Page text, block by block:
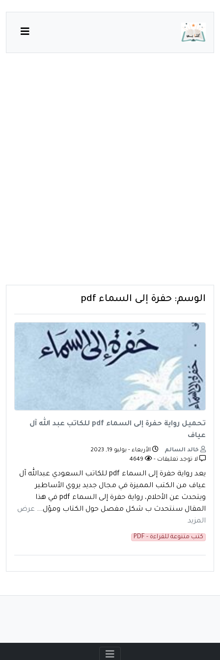
الوسم: حفرة إلى السماء pdf
تحميل رواية حفرة إلى السماء pdf للكاتب عبد الله آل
عياف
خالد السالم
الأربعاء - يوليو 19, 2023
لا توجد تعليقات -
يعد رواية حفرة إلى السماء pdf للكاتب السعودي عبدالله آل
عياف من الكتب المميزة في مجال جديد يروي الأساطير
ويتحدث عن الأحلام، رواية حفرة إلى السماء pdf في هذا
المقال سنتحدث ب شكل مفصل حول الكتاب ومؤل... عرض
المزيد
كتب متنوعة للقراءة - PDF